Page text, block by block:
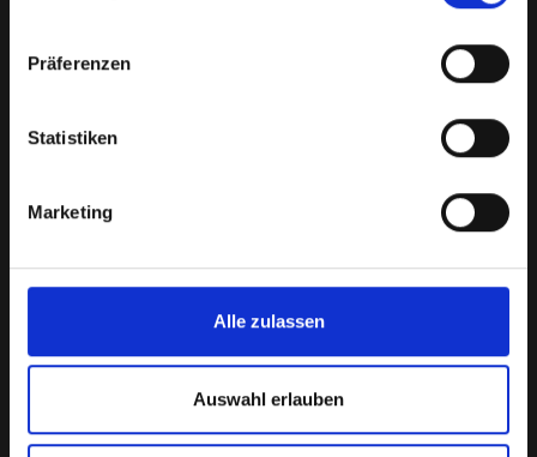
Präferenzen
Statistiken
Marketing
Alle zulassen
Auswahl erlauben
is your trusted destination for
buying and selling gold bars, gold coins, silver, platinum,
metals, transparent pricing, secure online ordering, and
expert guidance to help you invest with confidence.
we provide reliable service and quality products for long-